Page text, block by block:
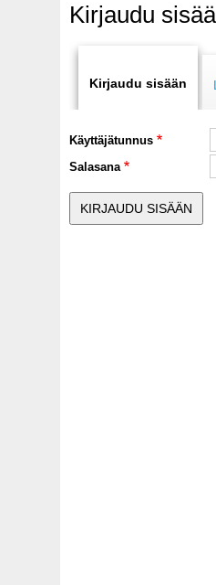
Kirjaudu
tabs
Kirjaudu sisään
Käyttäjätunnus
Salasana